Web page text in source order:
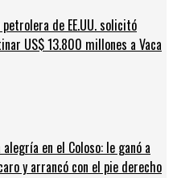
de EE.UU. solicitó
US$ 13.800 millones a Vaca
alegría en el Coloso: le ganó a
y arrancó con el pie derecho